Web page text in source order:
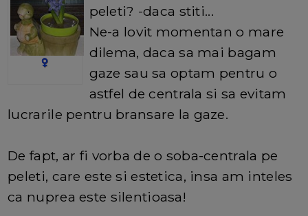
peleti? -daca stiti...
Ne-a lovit momentan o mare
dilema, daca sa mai bagam
gaze sau sa optam pentru o
astfel de centrala si sa evitam
lucrarile pentru bransare la gaze.
De fapt, ar fi vorba de o soba-centrala pe
peleti, care este si estetica, insa am inteles
ca nuprea este silentioasa!